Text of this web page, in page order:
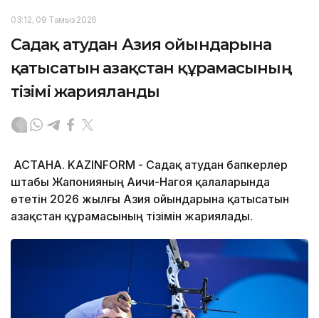
03:12, 09 Тамыз 2026
Садақ атудан Азия ойындарына
қатысатын Қазақстан құрамасының
тізімі жарияланды
АСТАНА. KAZINFORM - Садақ атудан бапкерлер
штабы Жапонияның Аичи-Нагоя қалаларында
өтетін 2026 жылғы Азия ойындарына қатысатын
Қазақстан құрамасының тізімін жариялады.